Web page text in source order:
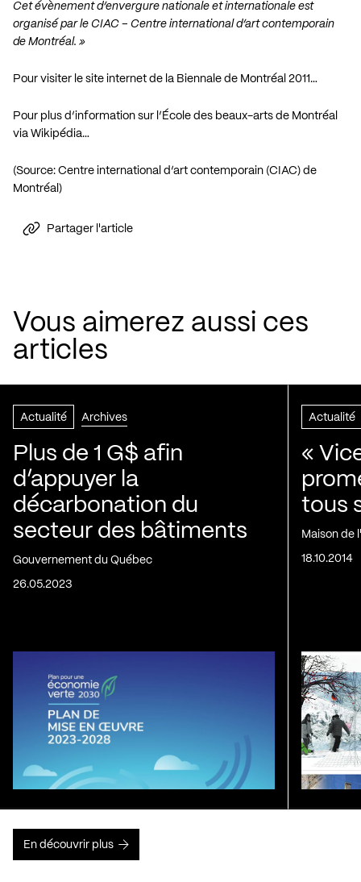
Cet évènement d’envergure nationale et internationale est
organisé par le CIAC – Centre international d’art contemporain
de Montréal. »
Pour visiter le site internet de la Biennale de Montréal 2011…
Pour plus d’information sur l’École des beaux-arts de Montréal
via Wikipédia…
(Source: Centre international d’art contemporain (CIAC) de
Montréal)
Partager l'article
Vous aimerez aussi ces
articles
Actualité Archives
Plus de 1 G$ afin
d’appuyer la
décarbonation du
secteur des bâtiments
Gouvernement du Québec
26.05.2023
Actualité
«
tous
Maison de
18.10.2014
En découvrir plus